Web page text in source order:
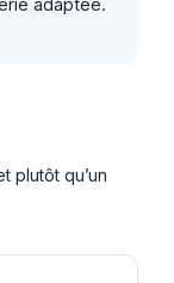
plutôt qu’un